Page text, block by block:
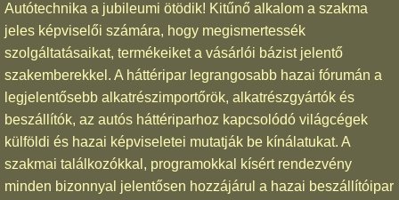
Autótechnika a jubileumi ötödik! Kitűnő alkalom a szakma
jeles képviselői számára, hogy megismertessék
szolgáltatásaikat, termékeiket a vásárlói bázist jelentő
szakemberekkel. A háttéripar legrangosabb hazai fórumán a
legjelentősebb alkatrészimportőrök, alkatrészgyártók és
beszállítók, az autós háttériparhoz kapcsolódó világcégek
külföldi és hazai képviseletei mutatják be kínálatukat. A
szakmai találkozókkal, programokkal kísért rendezvény
minden bizonnyal jelentősen hozzájárul a hazai beszállítóipar